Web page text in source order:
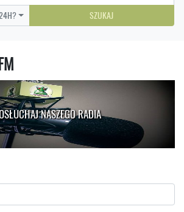
SZUKAJ
NASZEGO RADIA